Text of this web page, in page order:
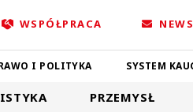
WSPÓŁPRACA
I POLITYKA SYSTEM
PRZEMYSŁ